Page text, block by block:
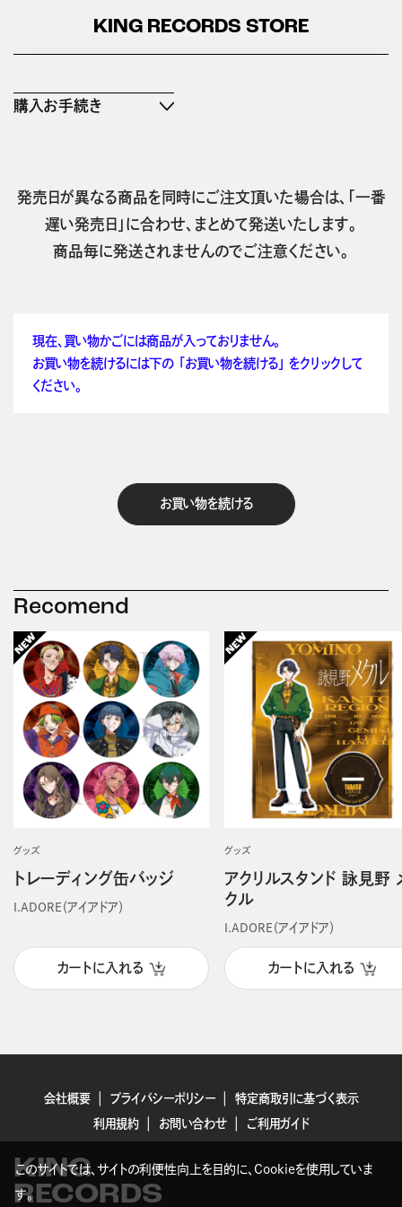
KING RECORDS STORE
購入お手続き
発売日が異なる商品を同時にご注文頂いた場合は、「一番
遅い発売日」に合わせ、まとめて発送いたします。
商品毎に発送されませんのでご注意ください。
現在、買い物かごには商品が入っておりません。
お買い物を続けるには下の 「お買い物を続ける」 をクリックして
ください。
お買い物を続ける
Recomend
グッズ
トレーディング缶バッジ
I.ADORE（アイアドア）
カートに入れる
グッズ
アクリルスタンド 詠見野
クル
I.ADORE（アイアドア）
カートに入れる
会社概要 プライバシーポリシー
特定商取引に基づく表示
利用規約
お問い合わせ ご利用ガイド
KING
RECORDS
このサイトでは、サイトの利便性向上を目的に、Cookieを使用していま
す。